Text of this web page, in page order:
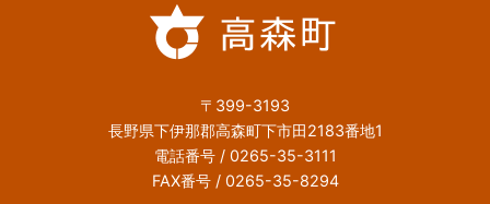
〒399-3193
長野県下伊那郡高森町下市田2183番地1
電話番号 / 0265-35-3111
FAX番号 / 0265-35-8294